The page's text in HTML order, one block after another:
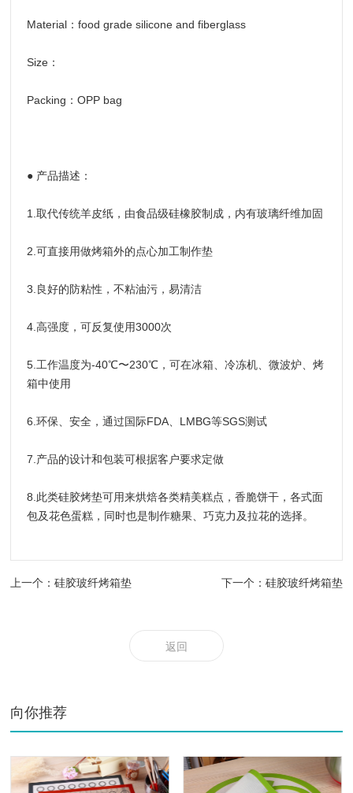
Material：food grade silicone and fiberglass
Size：
Packing：OPP bag
● 产品描述：
1.取代传统羊皮纸，由食品级硅橡胶制成，内有玻璃纤维加固
2.可直接用做烤箱外的点心加工制作垫
3.良好的防粘性，不粘油污，易清洁
4.高强度，可反复使用3000次
5.工作温度为-40℃〜230℃，可在冰箱、冷冻机、微波炉、烤
箱中使用
6.环保、安全，通过国际FDA、LMBG等SGS测试
7.产品的设计和包装可根据客户要求定做
8.此类硅胶烤垫可用来烘焙各类精美糕点，香脆饼干，各式面
包及花色蛋糕，同时也是制作糖果、巧克力及拉花的选择。
上一个：硅胶玻纤烤箱垫 下一个：硅胶玻纤烤箱垫
返回
向你推荐